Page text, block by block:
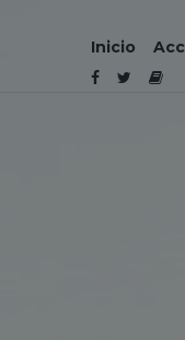
Inicio